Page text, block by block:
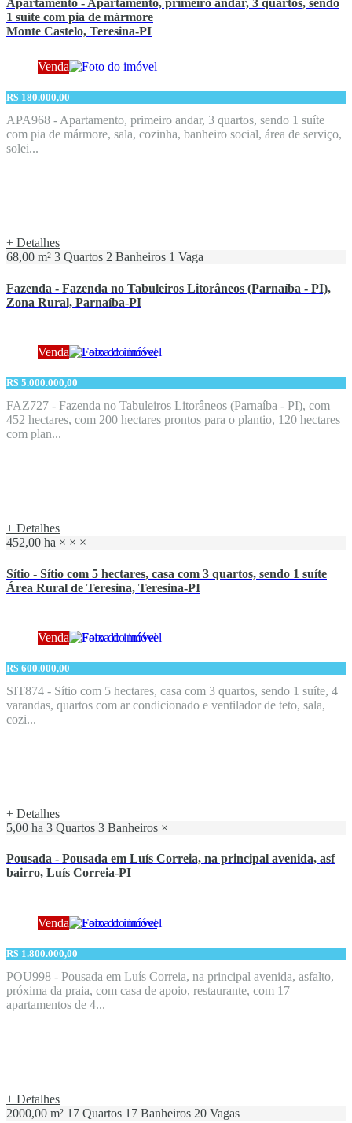
1 suíte com pia de mármore
Monte Castelo, Teresina-PI
Venda
R$ 180.000,00
APA968 - Apartamento, primeiro andar, 3 quartos, sendo 1 suíte
com pia de mármore, sala, cozinha, banheiro social, área de serviço,
solei...
+ Detalhes
68,00 m² 3 Quartos 2 Banheiros 1 Vaga
Fazenda - Fazenda no Tabuleiros Litorâneos (Parnaíba - PI),
Zona Rural, Parnaíba-PI
Venda
R$ 5.000.000,00
FAZ727 - Fazenda no Tabuleiros Litorâneos (Parnaíba - PI), com
452 hectares, com 200 hectares prontos para o plantio, 120 hectares
com plan...
+ Detalhes
452,00 ha × × ×
Sítio - Sítio com 5 hectares, casa com 3 quartos, sendo 1 suíte
Área Rural de Teresina, Teresina-PI
Venda
R$ 600.000,00
SIT874 - Sítio com 5 hectares, casa com 3 quartos, sendo 1 suíte, 4
varandas, quartos com ar condicionado e ventilador de teto, sala,
cozi...
+ Detalhes
5,00 ha 3 Quartos 3 Banheiros ×
Pousada - Pousada em Luís Correia, na principal avenida, asf
bairro, Luís Correia-PI
Venda
R$ 1.800.000,00
POU998 - Pousada em Luís Correia, na principal avenida, asfalto,
próxima da praia, com casa de apoio, restaurante, com 17
apartamentos de 4...
+ Detalhes
2000,00 m² 17 Quartos 17 Banheiros 20 Vagas